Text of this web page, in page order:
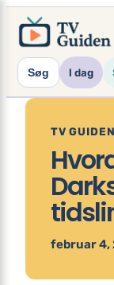
Spring
indhold
Søg I dag
TV GUIDEN
februar 4,